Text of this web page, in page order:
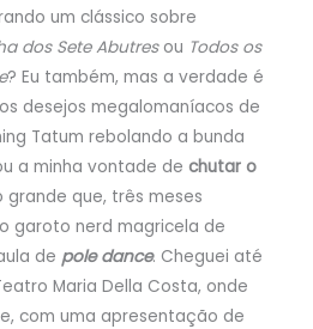
um clássico sobre
dos Sete Abutresou Todos os
? Eu também, mas a verdade é
desejos megalomaníacos de
Tatum rebolando a bunda
a minha vontade de chutar o
que, três meses
garoto nerd magricela de
de pole dance. Cheguei até
Maria Della Costa, onde
com uma apresentação de